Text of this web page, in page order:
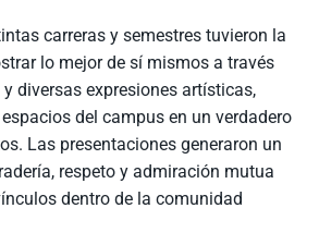
carreras y semestres tuvieron la
lo mejor de sí mismos a través
diversas expresiones artísticas,
del campus en un verdadero
Las presentaciones generaron un
respeto y admiración mutua
dentro de la comunidad